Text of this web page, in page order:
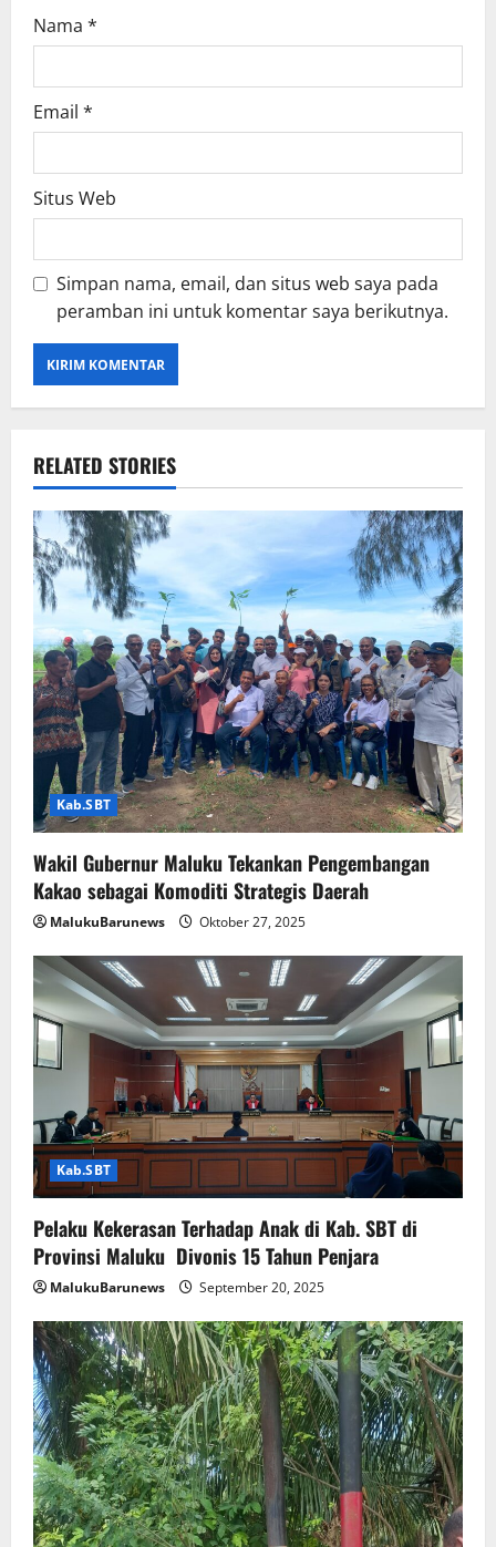
Nama *
Email *
Situs Web
Simpan nama, email, dan situs web saya pada
peramban ini untuk komentar saya berikutnya.
RELATED STORIES
Kab.SBT
Wakil Gubernur Maluku Tekankan Pengembangan
Kakao sebagai Komoditi Strategis Daerah
MalukuBarunews Oktober 27, 2025
Kab.SBT
Pelaku Kekerasan Terhadap Anak di Kab. SBT di
Provinsi Maluku Divonis 15 Tahun Penjara
MalukuBarunews September 20, 2025